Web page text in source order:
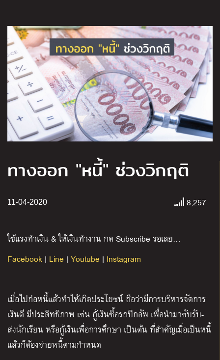
ทางออก "หนี้" ช่วงวิกฤติ
11-04-2020 8,257
ใช้แรงทำเงิน & ให้เงินทำงาน กด Subscribe รอเลย…
Facebook | Line | Youtube | Instagram
เมื่อไปก่อหนี้แล้วทำให้เกิดประโยชน์ ถือว่ามีการบริหารจัดการ
เงินดี มีประสิทธิภาพ เช่น กู้เงินซื้อรถปิกอัพ เพื่อนำมาขับรับ-
ส่งนักเรียน หรือกู้เงินเพื่อการศึกษา เป็นต้น ที่สำคัญเมื่อเป็นหนี้
แล้วก็ต้องจ่ายหนี้ตามกำหนด